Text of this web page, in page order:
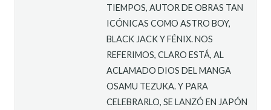
TIEMPOS, AUTOR DE OBRAS TAN
ICÓNICAS COMO ASTRO BOY,
BLACK JACK Y FÉNIX. NOS
REFERIMOS, CLARO ESTÁ, AL
ACLAMADO DIOS DEL MANGA
OSAMU TEZUKA. Y PARA
CELEBRARLO, SE LANZÓ EN JAPÓN